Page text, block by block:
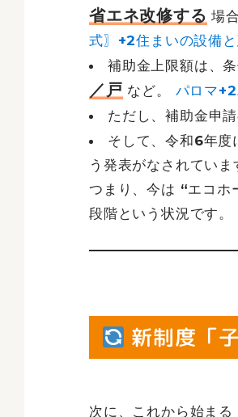
省エネ改修する 場
式〗+2住まいの設備
補助金上限額は、
／戸 など。 パロマ
ただし、補助金申
そして、令和6年度
う発表がなされてい
つまり、今は “エコホ
段階という状況です。
新制度「
次に、これから始ま